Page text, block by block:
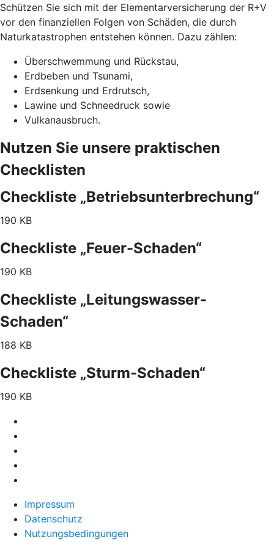
Schützen Sie sich mit der Elementarversicherung der R+V
vor den finanziellen Folgen von Schäden, die durch
Naturkatastrophen entstehen können. Dazu zählen:
Überschwemmung und Rückstau,
Erdbeben und Tsunami,
Erdsenkung und Erdrutsch,
Lawine und Schneedruck sowie
Vulkanausbruch.
Nutzen Sie unsere praktischen
Checklisten
Checkliste „Betriebsunterbrechung“
190 KB
Checkliste „Feuer-Schaden“
190 KB
Checkliste „Leitungswasser-
Schaden“
188 KB
Checkliste „Sturm-Schaden“
190 KB
Impressum
Datenschutz
Nutzungsbedingungen